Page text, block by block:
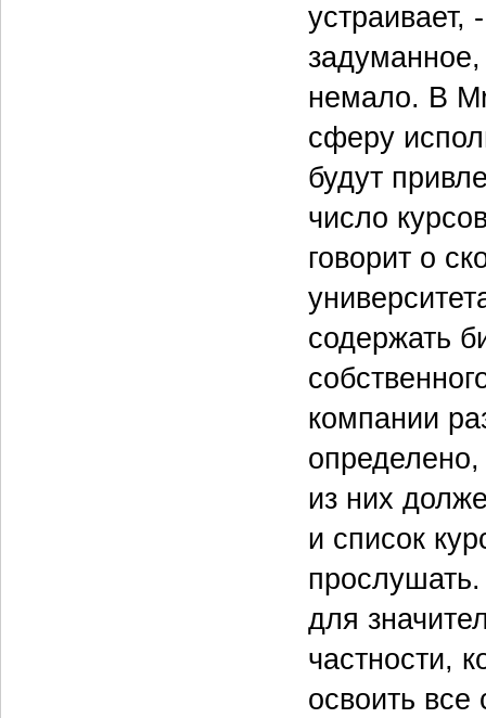
устраивает,
немало. В
сферу
будут
число
говорит о
содержать
компании
из них
и список
для
частности,
освоить все